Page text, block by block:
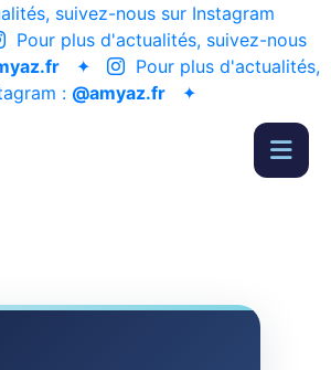
suivez-nous sur Instagram
Pour plus d'actualités, suivez-nous
✦
Pour plus d'actualités,
: @amyaz.fr ✦